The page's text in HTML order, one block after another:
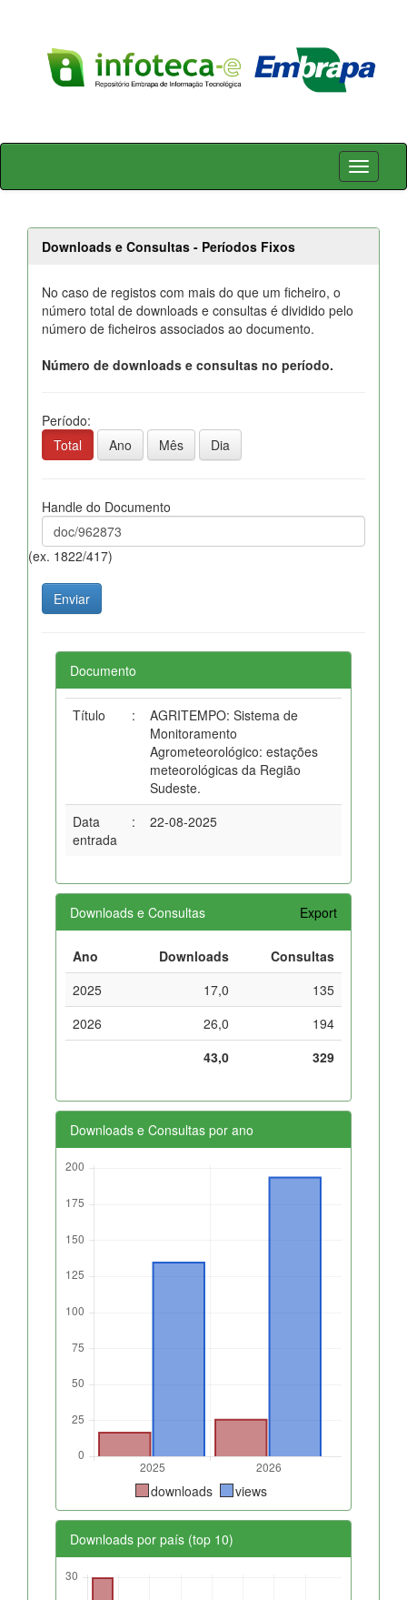
Skip
Downloads e Consultas - Períodos Fixos
No caso de registos com mais do que um ficheiro, o
número total de downloads e consultas é dividido pelo
número de ficheiros associados ao documento.
Número de downloads e consultas no período.
Período:
Total
Ano Mês Dia
Handle do Documento
(ex. 1822/417)
Documento
Título :
AGRITEMPO: Sistema de
Monitoramento
Agrometeorológico: estações
meteorológicas da Região
Sudeste.
Data
entrada
: 22-08-2025
Downloads e Consultas Export
Ano Downloads
Consultas
2025
17,0
135
2026
26,0
194
43,0
329
Downloads e Consultas por ano
downloads views
Downloads por país (top 10)